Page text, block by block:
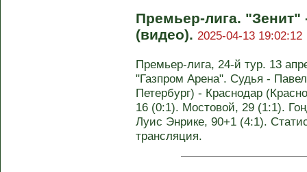
Премьер-лига. "Зенит"
(видео). 2025-04-13 19:02:12
Премьер-лига, 24-й тур. 13
"Газпром Арена". Судья -
Петербург) - Краснодар
16 (0:1). Мостовой, 29 (1:1).
Луис Энрике, 90+1 (4:1).
трансляция.